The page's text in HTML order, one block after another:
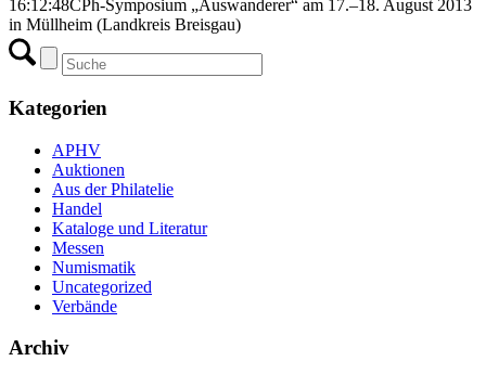
16:12:48CPh-Symposium „Auswanderer“ am 17.–18. August 2013
in Müllheim (Landkreis Breisgau)
Kategorien
APHV
Auktionen
Aus der Philatelie
Handel
Kataloge und Literatur
Messen
Numismatik
Uncategorized
Verbände
Archiv